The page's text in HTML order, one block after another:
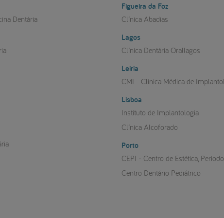
Dentária
Figueira da Foz
Clínica Abadias
Lagos
Clínica Dentária Orallagos
Leiria
CMI - Clínica Médica de
Lisboa
Instituto de Implantologia
Clínica Alcoforado
Porto
CEPI - Centro de Estética,
Centro Dentário Pediátrico